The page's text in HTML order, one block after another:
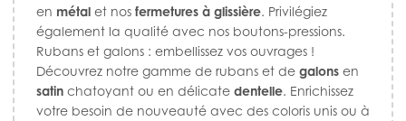
en métal et nos fermetures à glissière. Privilégiez
également la qualité avec nos boutons-pressions.
Rubans et galons : embellissez vos ouvrages !
Découvrez notre gamme de rubans et de galons en
satin chatoyant ou en délicate dentelle. Enrichissez
votre besoin de nouveauté avec des coloris unis ou à